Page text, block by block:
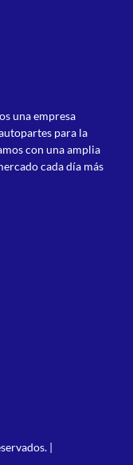
una empresa
para la
con una amplia
cada día más
|